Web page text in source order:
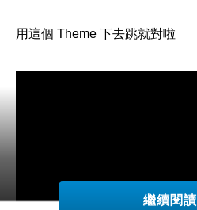
用這個 Theme 下去跳就對啦
繼續閱讀